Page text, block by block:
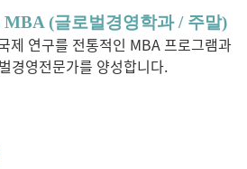
MBA (글로벌경영학과 / 주말)
제 연구를 전통적인 MBA 프로그램과
경영전문가를 양성합니다.